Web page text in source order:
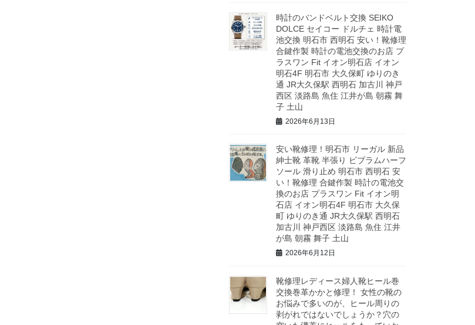
時計のバンドベルト交換 SEIKO
DOLCE セイコー ドルチェ 時計電
池交換 明石市 西明石 安い！靴修理
合鍵作製 時計の電池交換のお店 プ
ラスワン Fit イオン明石店 イオン
明石4F 明石市 大久保町 ゆりのき
通 JR大久保駅 西明石 加古川 神戸
西区 淡路島 魚住 江井が島 朝霧 舞
子 土山
2026年6月13日
安い靴修理！明石市 リーガル 新品
紳士靴 革靴 半張り ビブラムハーフ
ソール 滑り止め 明石市 西明石 安
い！靴修理 合鍵作製 時計の電池交
換のお店 プラスワン Fit イオン明
石店 イオン明石4F 明石市 大久保
町 ゆりのき通 JR大久保駅 西明石
加古川 神戸西区 淡路島 魚住 江井
が島 朝霧 舞子 土山
2026年6月12日
靴修理レディース婦人靴ヒール巻
交換巻革かかと修理！ 女性の靴の
お悩みで多いのが、ヒール周りの
剥がれではないでしょうか？穴の